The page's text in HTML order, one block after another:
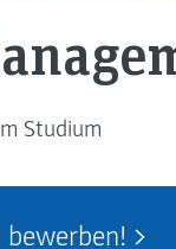
Studium
bewerben!